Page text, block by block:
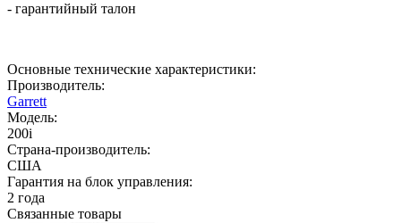
- гарантийный талон
Основные технические характеристики:
Производитель:
Garrett
Модель:
200i
Страна-производитель:
США
Гарантия на блок управления:
2 года
Связанные товары